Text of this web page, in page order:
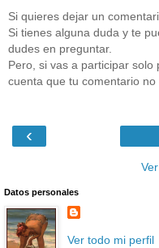
Si quieres dejar un
Si tienes alguna duda y te
dudes en preguntar.
Pero, si vas a participar solo
cuenta que tu comentario no
‹
Datos personales
Ver todo mi perfil